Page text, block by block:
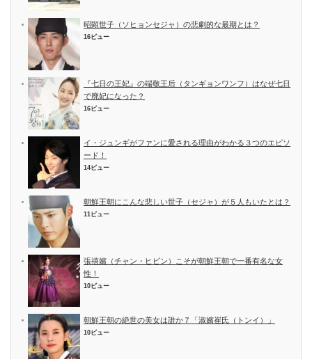
昭顕世子（ソヒョンセジャ）の悲劇的な最期とは？
16ビュー
『七日の王妃』の端敬王后（タンギョンワンフ）はなぜ七日
で廃妃になった？
16ビュー
イ・ジュンギがファンに愛される理由がわかる３つのエピソ
ード！
14ビュー
朝鮮王朝にこんな悲しい世子（セジャ）が５人もいたとは？
11ビュー
張禧嬪（チャン・ヒビン）こそが朝鮮王朝で一番有名な女
性！
10ビュー
朝鮮王朝の絶世の美女は誰か７「淑嬪崔氏（トンイ）」
10ビュー